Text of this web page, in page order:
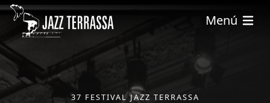
Vés al contingut
Menú
37 FESTIVAL JAZZ TERRASSA